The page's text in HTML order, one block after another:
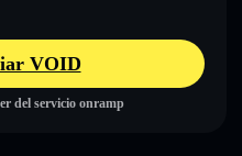
VOID
del servicio onramp